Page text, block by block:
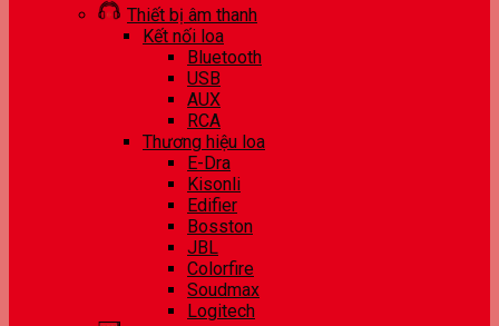
Thiết bị âm thanh
Kết nối loa
Bluetooth
USB
AUX
RCA
Thương hiệu loa
E-Dra
Kisonli
Edifier
Bosston
JBL
Colorfire
Soudmax
Logitech